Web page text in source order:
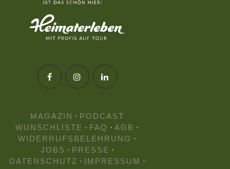
MAGAZIN · PODCAST
WUNSCHLISTE · FAQ · AGB ·
WIDERRUFSBELEHRUNG ·
JOBS · PRESSE ·
DATENSCHUTZ · IMPRESSUM ·